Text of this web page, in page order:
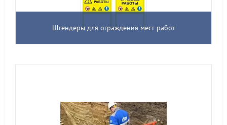
Штендеры для ограждения мест работ